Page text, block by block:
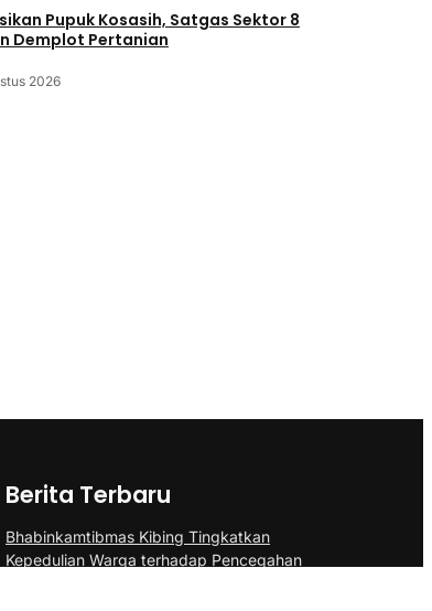
Pupuk Kosasih, Satgas Sektor 8
Demplot Pertanian
2026
Berita Terbaru
Bhabinkamtibmas Kibing Tingkatkan
Kepedulian Warga terhadap Pencegahan